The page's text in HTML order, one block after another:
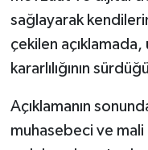
sağlayarak
çekilen
kararlılığının
Açıklamanın
muhasebeci ve